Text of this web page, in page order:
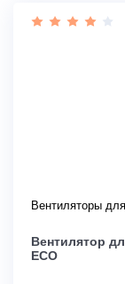
Вентиляторы
Вентилятор
ECO